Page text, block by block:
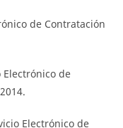
de Contratación
Electrónico de
Electrónico de